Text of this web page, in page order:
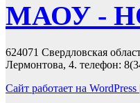
МАОУ -
624071 Свердловская
Лермонтова, 4. телефон:
Сайт работает на WordPress